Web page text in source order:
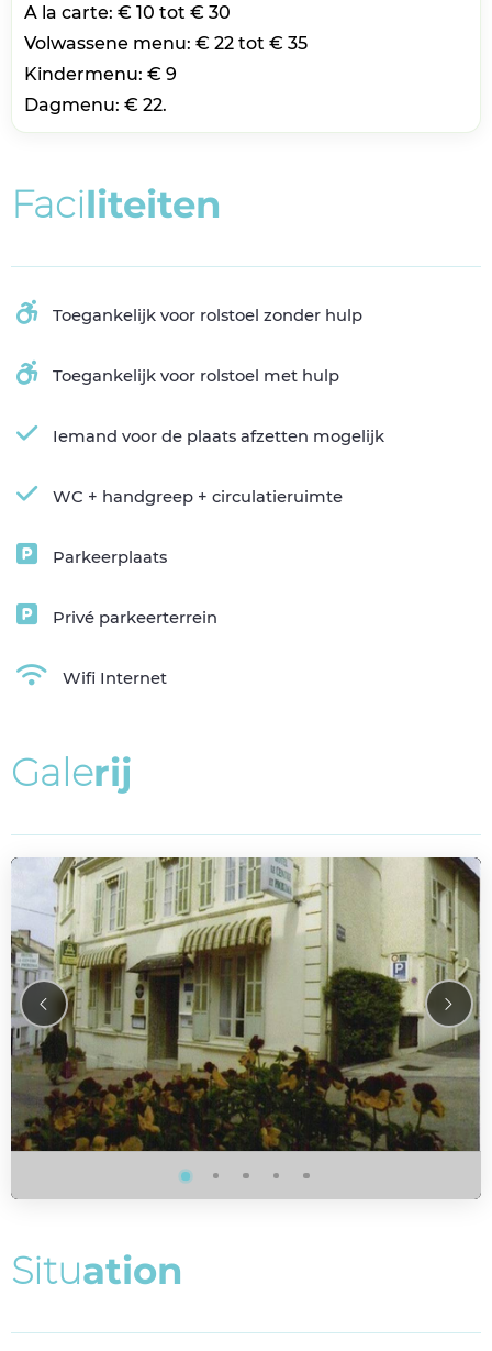
A la carte: € 10 tot € 30
Volwassene menu: € 22 tot € 35
Kindermenu: € 9
Dagmenu: € 22.
Faciliteiten
Toegankelijk voor rolstoel zonder hulp
Toegankelijk voor rolstoel met hulp
Iemand voor de plaats afzetten mogelijk
WC + handgreep + circulatieruimte
Parkeerplaats
Privé parkeerterrein
Wifi Internet
Galerij
Situation